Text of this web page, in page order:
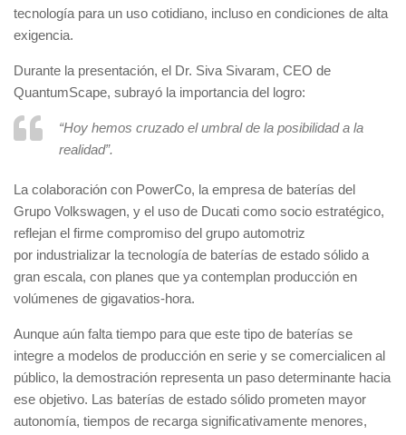
tecnología para un uso cotidiano, incluso en condiciones de alta
exigencia.
Durante la presentación, el Dr. Siva Sivaram, CEO de
QuantumScape, subrayó la importancia del logro:
“Hoy hemos cruzado el umbral de la posibilidad a la
realidad”.
La colaboración con PowerCo, la empresa de baterías del
Grupo Volkswagen, y el uso de Ducati como socio estratégico,
reflejan el firme compromiso del grupo automotriz
por industrializar la tecnología de baterías de estado sólido a
gran escala, con planes que ya contemplan producción en
volúmenes de gigavatios-hora.
Aunque aún falta tiempo para que este tipo de baterías se
integre a modelos de producción en serie y se comercialicen al
público, la demostración representa un paso determinante hacia
ese objetivo. Las baterías de estado sólido prometen mayor
autonomía, tiempos de recarga significativamente menores,